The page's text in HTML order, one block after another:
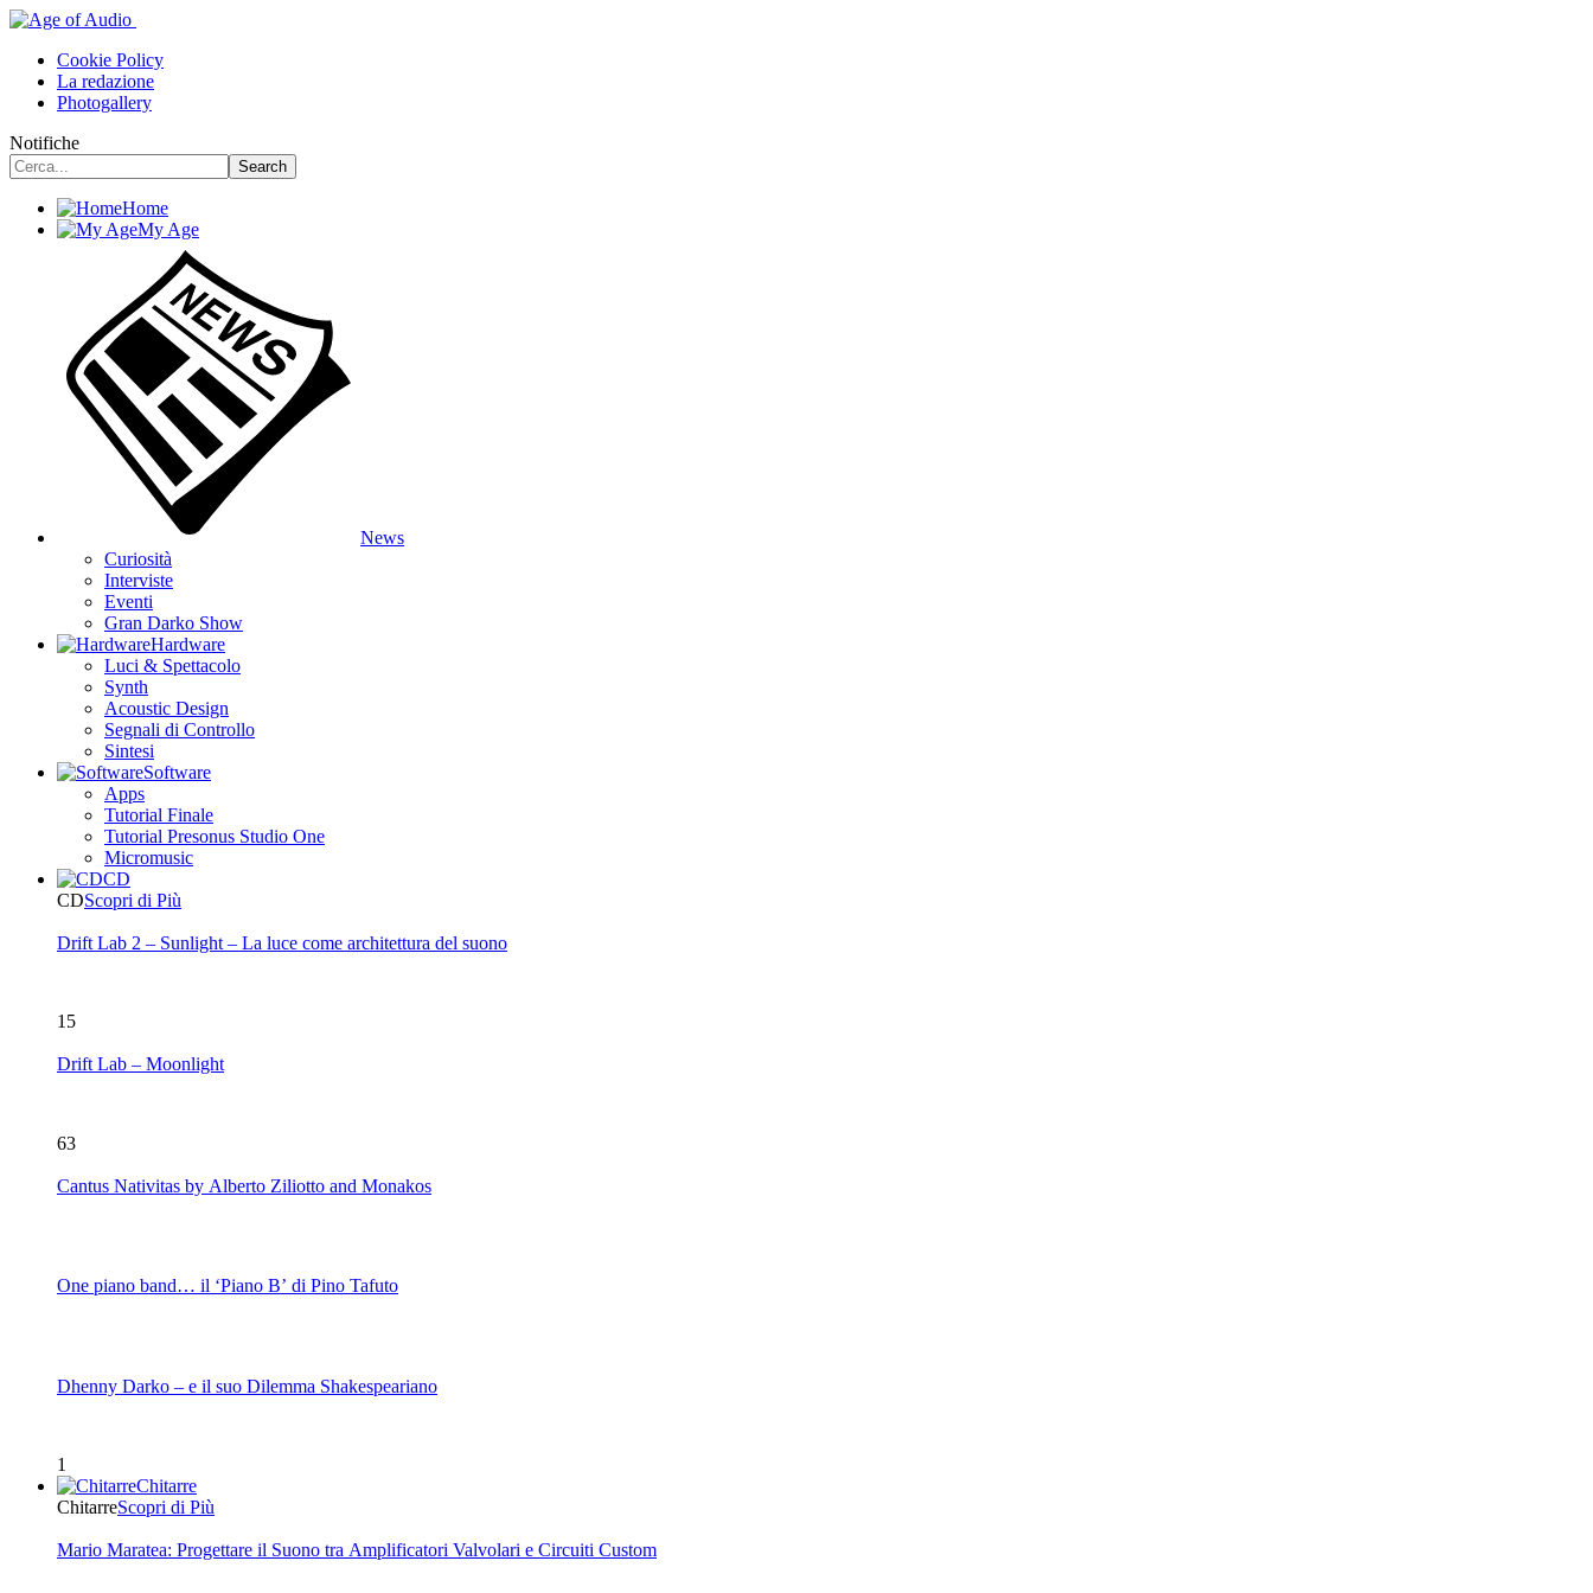
Cookie Policy
La redazione
Photogallery
Notifiche
Home
My Age
News
Curiosità
Interviste
Eventi
Gran Darko Show
Hardware
Luci & Spettacolo
Synth
Acoustic Design
Segnali di Controllo
Sintesi
Software
Apps
Tutorial Finale
Tutorial Presonus Studio One
Micromusic
CD
CDScopri di Più
Drift Lab 2 – Sunlight – La luce come architettura del suono
15
Drift Lab – Moonlight
63
Cantus Nativitas by Alberto Ziliotto and Monakos
One piano band… il ‘Piano B’ di Pino Tafuto
Dhenny Darko – e il suo Dilemma Shakespeariano
1
Chitarre
ChitarreScopri di Più
Mario Maratea: Progettare il Suono tra Amplificatori Valvolari e Circuiti Custom